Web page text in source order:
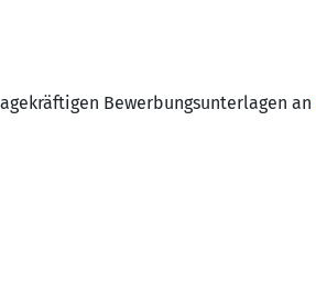
Bewerbungsunterlagen an